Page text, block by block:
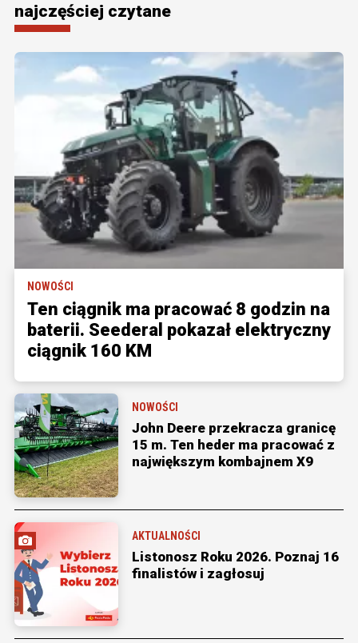
najczęściej czytane
NOWOŚCI
Ten ciągnik ma pracować 8 godzin na
baterii. Seederal pokazał elektryczny
ciągnik 160 KM
NOWOŚCI
John Deere przekracza granicę
15 m. Ten heder ma pracować z
największym kombajnem X9
AKTUALNOŚCI
Listonosz Roku 2026. Poznaj 16
finalistów i zagłosuj